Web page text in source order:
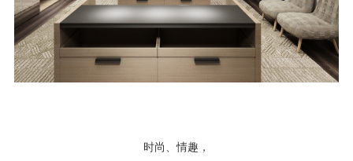
空间应用
7*9尺空间效果
时尚、情趣，